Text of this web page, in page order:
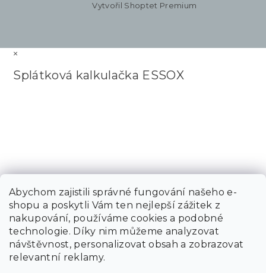
Abychom zajistili správné fungování našeho e-
shopu a poskytli Vám ten nejlepší zážitek z
nakupování, používáme cookies a podobné
technologie. Díky nim můžeme analyzovat
návštěvnost, personalizovat obsah a zobrazovat
relevantní reklamy.
Vytvořil Shoptet Premium
×
Splátková kalkulačka ESSOX